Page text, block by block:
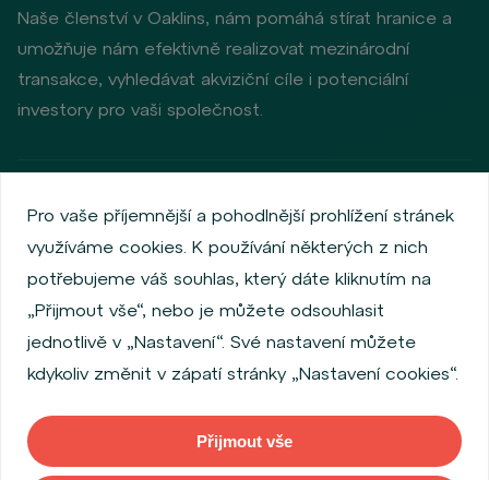
Naše členství v Oaklins, nám pomáhá stírat hranice a
umožňuje nám efektivně realizovat mezinárodní
transakce, vyhledávat akviziční cíle i potenciální
investory pro vaši společnost.
Zásady ochrany osobních údajů
Používání cookies
Informace o emitentech
Zaměstnanecký akciový program
Povinně zveřejňované informace
Finanční výkonnost
Regulation S, Rule 144a
Informace dle MiFID
Copyright © 2026 WOOD & Company. Všechna práva vyhrazena. (WOOD
Pro vaše příjemnější a pohodlnější prohlížení stránek
využíváme cookies. K používání některých z nich
potřebujeme váš souhlas, který dáte kliknutím na
„Přijmout vše“, nebo je můžete odsouhlasit
jednotlivě v „Nastavení“. Své nastavení můžete
kdykoliv změnit v zápatí stránky „Nastavení cookies“.
Přijmout vše